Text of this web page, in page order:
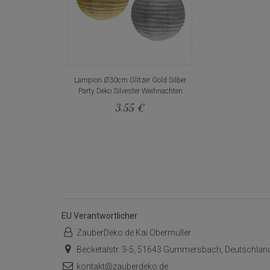
Lampion Ø30cm Glitzer Gold Silber
Party Deko Silvester Weihnachten
3,55 €
EU Verantwortlicher
ZauberDeko.de Kai Obermüller
Becketalstr. 3-5, 51643 Gummersbach,
kontakt@zauberdeko.de